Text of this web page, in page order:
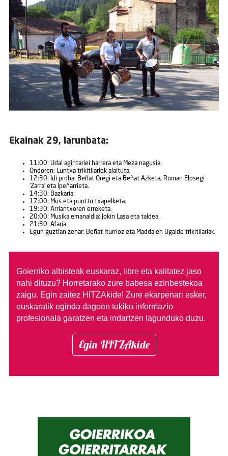
Ekainak 29, larunbata:
11:00: Udal agintariei harrera eta Meza nagusia.
Ondoren: Luntxa trikitilariek alaituta.
12:30: Idi proba: Beñat Oregi eta Beñat Azketa, Roman Elosegi
‘Zarra’ eta Ipeñarrieta.
14:30: Bazkaria.
17:00: Mus eta punttu txapelketa.
19:30: Arriantxoren erreketa.
20:00: Musika emanaldia: Jokin Lasa eta taldea.
21:30: Afaria.
Egun guztian zehar: Beñat Iturrioz eta Maddalen Ugalde trikitilariak.
Goierriko albisteak euskaraz, libre eta kalitatez jaso
nahi dituzu? Horretarako zure babesa ezinbestekoa
zaigu. Egin zaitez HITZAkide! Zure ekarpenari esker,
euskaratik eginda dagoen tokiko informazio
profesionala garatzen eta indartzen lagunduko duzu.
Egin HITZAkide